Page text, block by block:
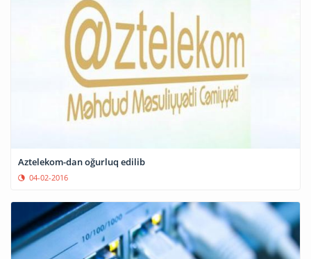
Aztelekom-dan oğurluq edilib
04-02-2016